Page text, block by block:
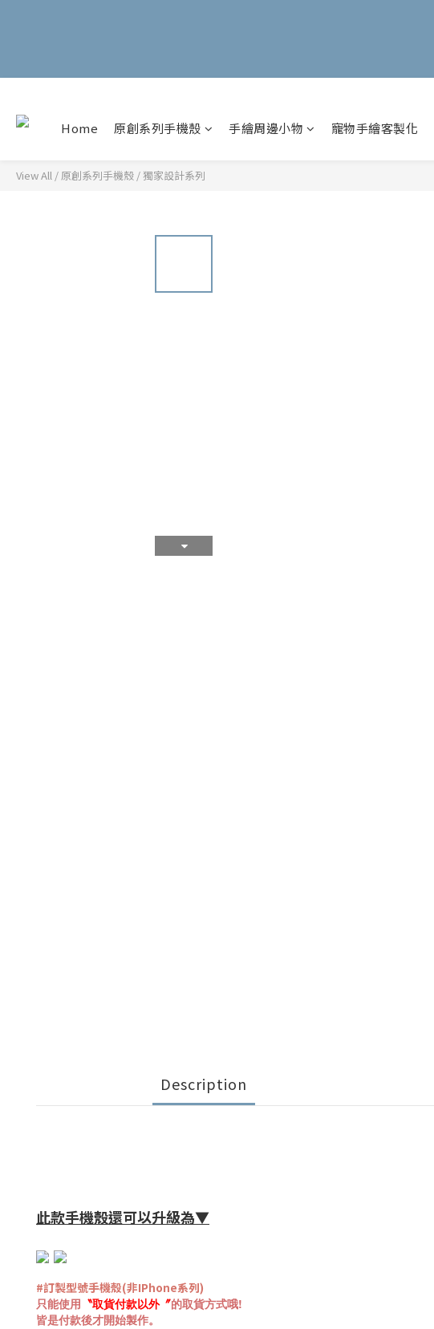
Home 原創系列手機殼 手繪周邊小物 寵物手繪客製化
View All /原創系列手機殼 / 獨家設計系列
Description
此款手機殼還可以升級為▼
#訂製型號手機殼(非IPhone系列)
只能使用 〝取貨付款以外〞的取貨方式哦!
皆是付款後才開始製作。